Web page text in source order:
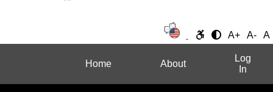
A+ A- A
Home About
Log
In